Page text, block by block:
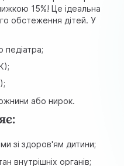
15%! Це ідеальна
обстеження дітей. У
педіатра;
або нирок.
зі здоров'ям дитини;
внутрішніх органів;